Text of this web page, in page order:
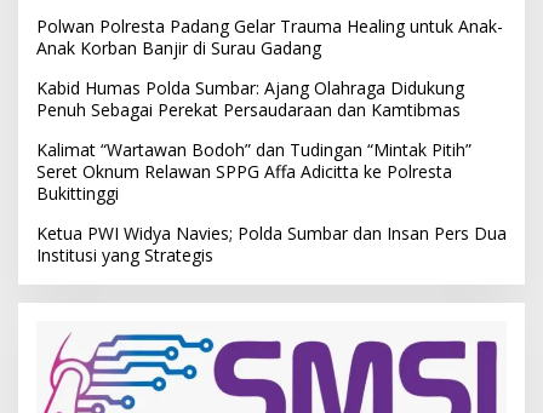
Polwan Polresta Padang Gelar Trauma Healing untuk Anak-
Anak Korban Banjir di Surau Gadang
Kabid Humas Polda Sumbar: Ajang Olahraga Didukung
Penuh Sebagai Perekat Persaudaraan dan Kamtibmas
Kalimat “Wartawan Bodoh” dan Tudingan “Mintak Pitih”
Seret Oknum Relawan SPPG Affa Adicitta ke Polresta
Bukittinggi
Ketua PWI Widya Navies; Polda Sumbar dan Insan Pers Dua
Institusi yang Strategis